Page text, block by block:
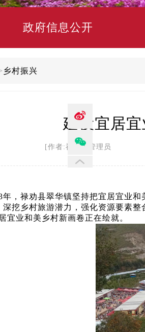
政府信息公开
乡村振兴
建设宜居
[作者:禄劝县管理员 发
年，禄劝县翠华镇坚持把宜居宜业
深挖乡村旅游潜力，强化资源要素
宜业和美乡村新画卷正在绘就。